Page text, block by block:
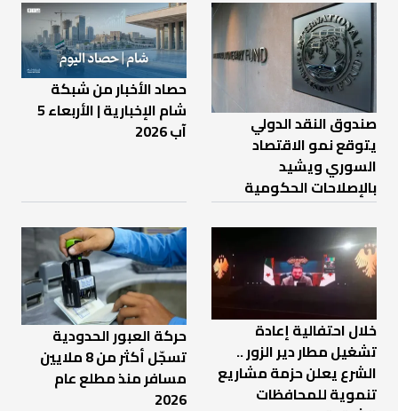
صندوق النقد الدولي
يتوقع نمو الاقتصاد
السوري ويشيد
بالإصلاحات الحكومية
حصاد الأخبار من شبكة
شام الإخبارية | الأربعاء 5
آب 2026
خلال احتفالية إعادة
تشغيل مطار دير الزور ..
الشرع يعلن حزمة مشاريع
تنموية للمحافظات
حركة العبور الحدودية
تسجّل أكثر من 8 ملايين
مسافر منذ مطلع عام
2026